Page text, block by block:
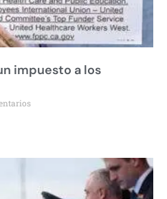
impuesto a los